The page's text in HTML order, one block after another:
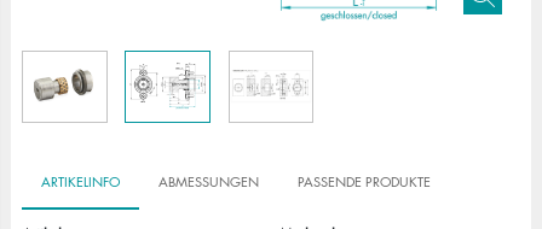
ARTIKELINFO ABMESSUNGEN PASSENDE PRODUKTE